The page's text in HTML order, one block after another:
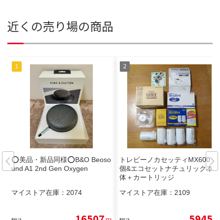
近くの売り場の商品
⭕️美品・新品同様⭕️B&O Beoso
und A1 2nd Gen Oxygen
マイストア在庫： 2074
トレビーノカセッティMX600 4
個&エコセットナチュリック本
体＋カートリッジ
マイストア在庫： 2109